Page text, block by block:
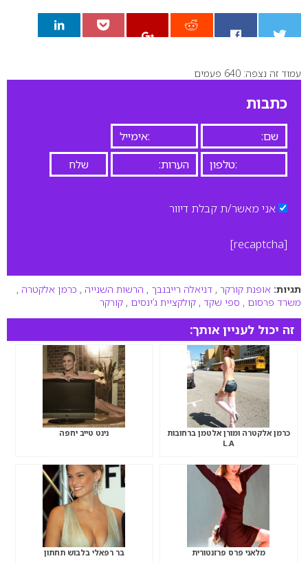
0
עמוד זה נצפה: 640 פעמים
כתבות
אני מאשר/ת קבלת דיוור
[recaptcha]
תגיות: אופנת קורקר , דניאלה רייבנבך , הרשות השנייה , כרמן אלקטרה ,
משרד פרסום , ספי שקד , קולקציית ג’ינסים , קורקר
זה יכול לעניין אותך:
כרמן אלקטרה ומורן אלטמן ברחובות
L.A
נינט טייב יחפה
מלאני פרס פרזנטורית בר רפאלי בלבוש תחתון